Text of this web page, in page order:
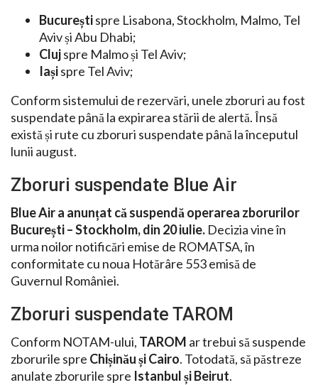
Bucureștispre Lisabona, Stockholm, Malmo, Tel
Aviv și Abu Dhabi;
Clujspre Malmo și Tel Aviv;
Iașispre Tel Aviv;
Conform sistemului de rezervări, unele zboruri au fost
suspendate până la expirarea stării de alertă. Însă
există și rute cu zboruri suspendate până la începutul
lunii august.
Zboruri suspendate Blue Air
Blue Air a anunțat că suspendă operarea zborurilor
București – Stockholm, din 20 iulie. Decizia vine în
urma noilor notificări emise de ROMATSA, în
conformitate cu noua Hotărâre 553 emisă de
Guvernul României.
Zboruri suspendate TAROM
Conform NOTAM-ului, TAROM ar trebui să suspende
zborurile spre Chișinău și Cairo. Totodată, să păstreze
anulate zborurile spre Istanbul și Beirut.